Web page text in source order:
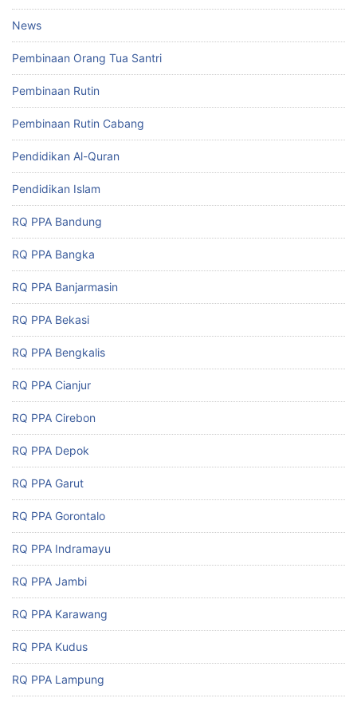
News
Pembinaan Orang Tua Santri
Pembinaan Rutin
Pembinaan Rutin Cabang
Pendidikan Al-Quran
Pendidikan Islam
RQ PPA Bandung
RQ PPA Bangka
RQ PPA Banjarmasin
RQ PPA Bekasi
RQ PPA Bengkalis
RQ PPA Cianjur
RQ PPA Cirebon
RQ PPA Depok
RQ PPA Garut
RQ PPA Gorontalo
RQ PPA Indramayu
RQ PPA Jambi
RQ PPA Karawang
RQ PPA Kudus
RQ PPA Lampung